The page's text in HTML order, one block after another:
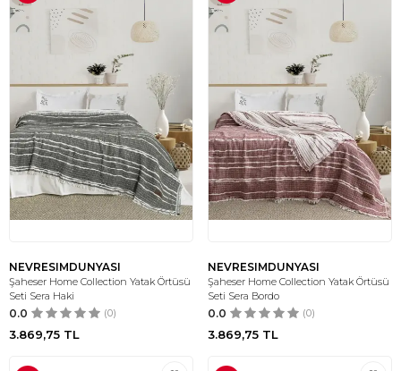
NEVRESIMDUNYASI
Şaheser Home Collection Yatak Örtüsü
Seti Sera Haki
0.0 (0)
3.869,75 TL
NEVRESIMDUNYASI
Şaheser Home Collection Yatak Örtüsü
Seti Sera Bordo
0.0 (0)
3.869,75 TL